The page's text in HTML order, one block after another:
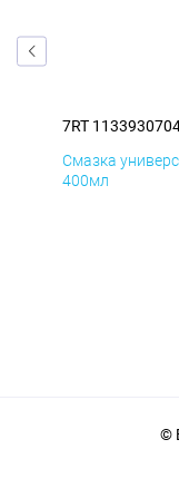
7RT
Смазка
400мл
©